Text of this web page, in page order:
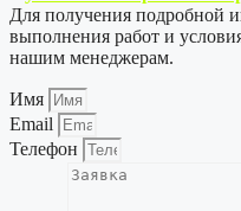
Для получения подробной
выполнения работ и
нашим менеджерам.
Имя
Email
Телефон